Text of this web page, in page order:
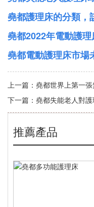
堯都護理床的分類，
堯都2022年電動護
堯都電動護理床市場
上一篇： 堯都世界上第一張
下一篇： 堯都失能老人對
推薦產品